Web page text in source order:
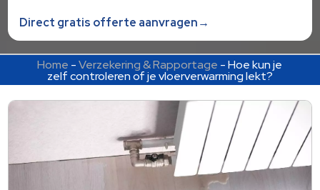
Direct gratis offerte aanvragen→
Home -Verzekering & Rapportage -Hoe kun je
zelf controleren of je vloerverwarming lekt?